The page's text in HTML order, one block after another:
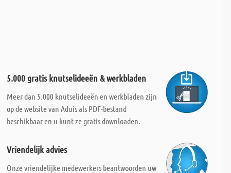
5.000 gratis knutselideeën & werkbladen
Meer dan 5.000 knutselideeën en werkbladen zijn
op de website van Aduis als PDF-bestand
beschikbaar en u kunt ze gratis downloaden.
Vriendelijk advies
Onze vriendelijke medewerkers beantwoorden uw